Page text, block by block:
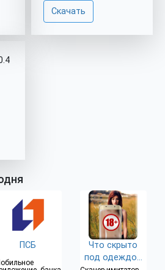
Скачать
ПСБ
Что скрыто
под одеждой